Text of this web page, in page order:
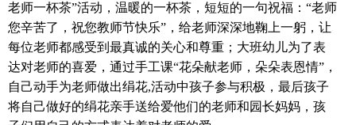
老师一杯茶”活动，温暖的一杯茶，短短的一句祝福：“老师
您辛苦了，祝您教师节快乐”，给老师深深地鞠上一躬，让
每位老师都感受到最真诚的关心和尊重；大班幼儿为了表
达对老师的喜爱，通过手工课“花朵献老师，朵朵表恩情”，
自己动手为老师做出绢花,活动中孩子参与积极，最后孩子
将自己做好的绢花亲手送给爱他们的老师和园长妈妈，孩